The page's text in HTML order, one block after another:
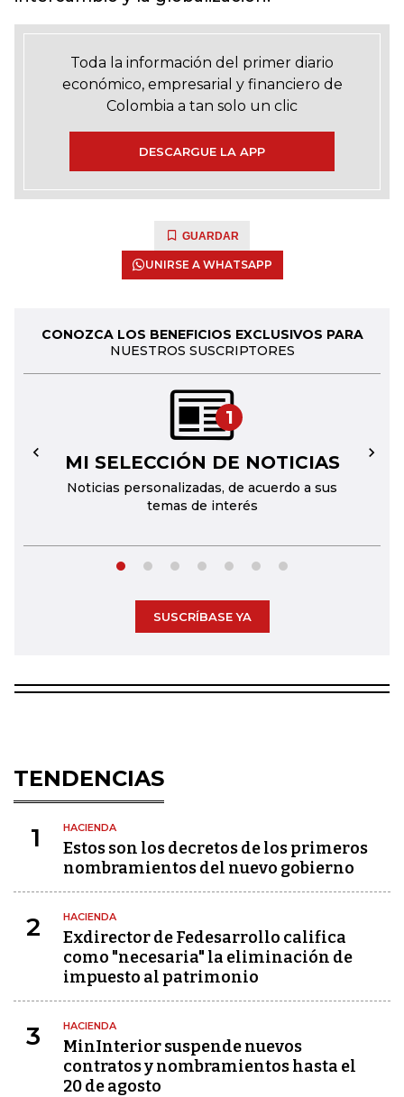
Toda la información del primer diario
económico, empresarial y financiero de
Colombia a tan solo un clic
DESCARGUE LA APP
GUARDAR
UNIRSE A WHATSAPP
CONOZCA LOS BENEFICIOS EXCLUSIVOS PARA
NUESTROS SUSCRIPTORES
1
MI SELECCIÓN DE NOTICIAS
Noticias personalizadas, de acuerdo a sus
temas de interés
← →
SUSCRÍBASE YA
TENDENCIAS
1 HACIENDA
Estos son los decretos de los primeros
nombramientos del nuevo gobierno
2 HACIENDA
Exdirector de Fedesarrollo califica
como "necesaria" la eliminación de
impuesto al patrimonio
3 HACIENDA
MinInterior suspende nuevos
contratos y nombramientos hasta el
20 de agosto